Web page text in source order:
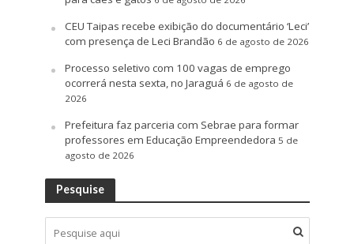
CEU Taipas recebe exibição do documentário ‘Leci’
com presença de Leci Brandão 6 de agosto de 2026
Processo seletivo com 100 vagas de emprego
ocorrerá nesta sexta, no Jaraguá 6 de agosto de
2026
Prefeitura faz parceria com Sebrae para formar
professores em Educação Empreendedora 5 de
agosto de 2026
Pesquise